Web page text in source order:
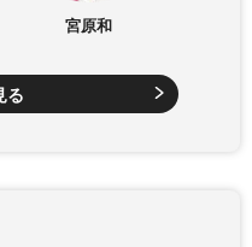
宮原和
る